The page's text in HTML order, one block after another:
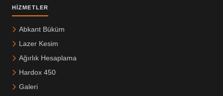
HIZMETLER
Abkant Büküm
Lazer Kesim
Ağırlık Hesaplama
Hardox 450
Galeri